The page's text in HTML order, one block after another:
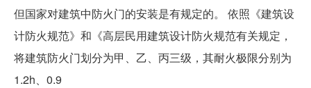
但国家对建筑中防火门的安装是有规定的。 依照《建筑设
计防火规范》和《高层民用建筑设计防火规范有关规定，
将建筑防火门划分为甲、乙、丙三级，其耐火极限分别为
1.2h、0.9